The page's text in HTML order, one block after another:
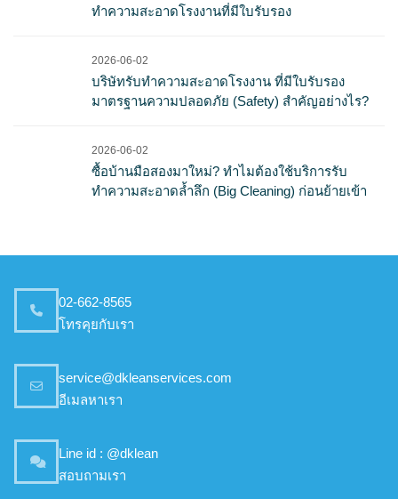
ทำความสะอาดโรงงานที่มีใบรับรอง
2026-06-02
บริษัทรับทำความสะอาดโรงงาน ที่มีใบรับรอง
มาตรฐานความปลอดภัย (Safety) สำคัญอย่างไร?
2026-06-02
ซื้อบ้านมือสองมาใหม่? ทำไมต้องใช้บริการรับ
ทำความสะอาดล้ำลึก (Big Cleaning) ก่อนย้ายเข้า
02-662-8565
โทรคุยกับเรา
service@dkleanservices.com
อีเมลหาเรา
Line id : @dklean
สอบถามเรา